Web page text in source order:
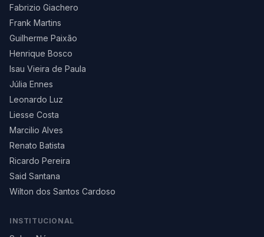
Fabrizio Giachero
Frank Martins
Guilherme Paixão
Henrique Bosco
Isau Vieira de Paula
Júlia Ennes
Leonardo Luz
Liesse Costa
Marcilio Alves
Renato Batista
Ricardo Pereira
Said Santana
Wilton dos Santos Cardoso
INSTITUCIONAL